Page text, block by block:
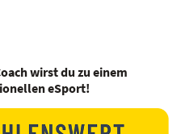
wirst du zu einem
eSport!